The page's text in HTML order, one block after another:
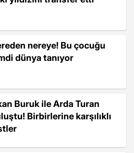
nereye! Bu çocuğu
dünya tanıyor
Buruk ile Arda Turan
Birbirlerine karşılıklı